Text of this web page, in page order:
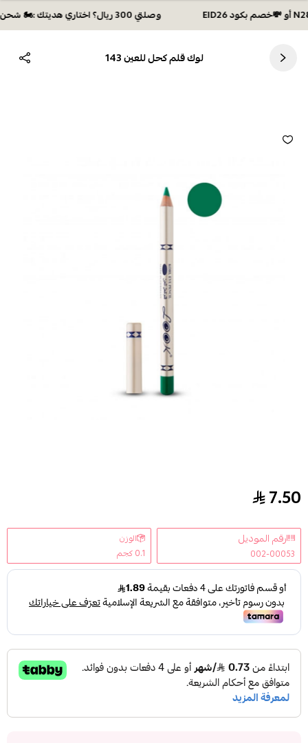
وصلتي 300 ريال؟ اختاري هديتك :🏍 شحن مجاني بكود N28 أو 💸خصم بكود EID26
لوك قلم كحل للعين 143
لوك قلم كحل للعين 143
7.50
رقم الموديل
002-00053
الوزن
0.1 كجم